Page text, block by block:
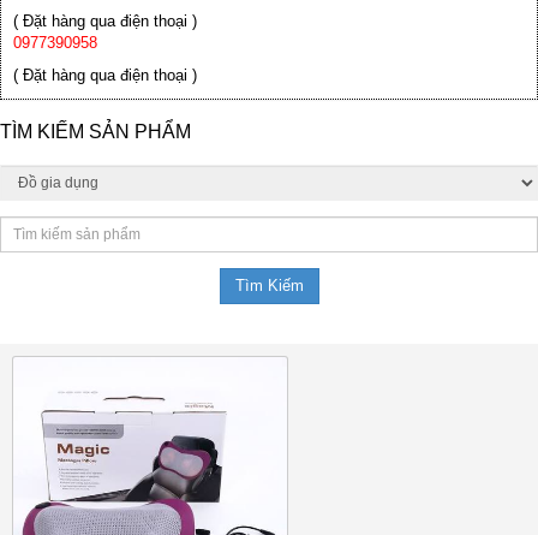
( Đặt hàng qua điện thoại )
0977390958
( Đặt hàng qua điện thoại )
TÌM KIẾM SẢN PHẨM